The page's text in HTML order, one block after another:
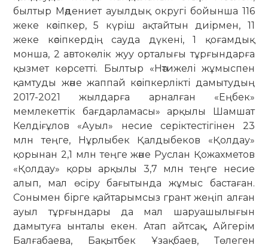
былтыр Мәдениет ауылдық округі бойынша 116
жеке кәсіпкер, 5 күріш ақтайтын диірмен, 11
жеке кәсіпкердің сауда дүкені, 1 қоғамдық
монша, 2 автокөлік жуу орталығы тұрғындарға
қызмет көрсетті. Былтыр «Нәтижелі жұмыспен
қамтуды және жаппай кәсіпкерлікті дамытудың
2017-2021 жылдарға арналған «Еңбек»
мемлекеттік бағдарламасы» арқылы Шамшат
Келдіғұлов «Ауыл» несие серіктестігінен 23
млн теңге, Нұрлыбек Қалдыбеков «Қолдау»
қорынан 2,1 млн теңге және Руслан Қожахметов
«Қолдау» қоры арқылы 3,7 млн теңге несие
алып, мал өсіру бағытында жұмыс бастаған.
Сонымен бірге қайтарымсыз грант жеңіп алған
ауыл тұрғындары да мал шаруашылығын
дамытуға ынталы екен. Атап айтсақ, Айгерім
Балғабаева, Бақытбек Ұзақбаев, Төлеген